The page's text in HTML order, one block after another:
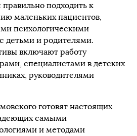
подходить к
маленьких пациентов,
психологическими
детьми и родителями.
включают работу
специалистами в детских
руководителями
готовят настоящих
самыми
и методами